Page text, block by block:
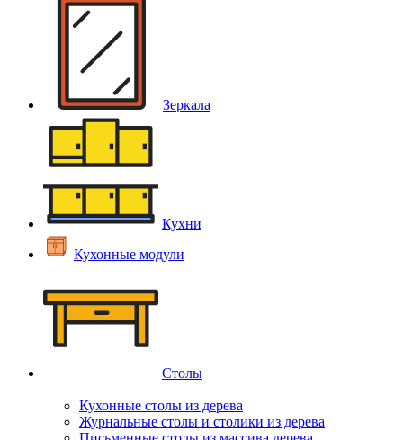
Зеркала
Кухни
Кухонные модули
Столы
Кухонные столы из дерева
Журнальные столы и столики из дерева